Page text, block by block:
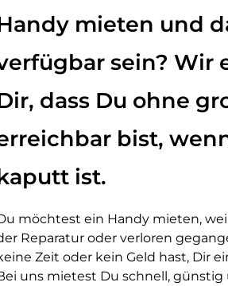
mieten und
sein? Wir
dass Du ohne
bist,
ist.
möchtest ein Handy mieten,
Reparatur oder verloren
Zeit oder kein Geld hast, Dir
uns mietest Du schnell, günstig